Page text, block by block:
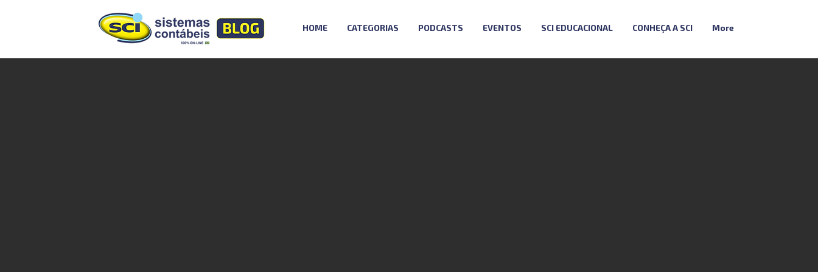
HOME CATEGORIAS PODCASTS EVENTOS SCI EDUCACIONAL CONHEÇA A SCI More